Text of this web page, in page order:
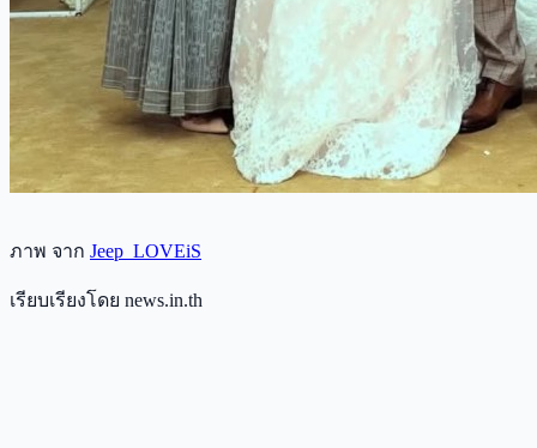
ภาพ จาก Jeep_LOVEiS
เรียบเรียงโดย news.in.th